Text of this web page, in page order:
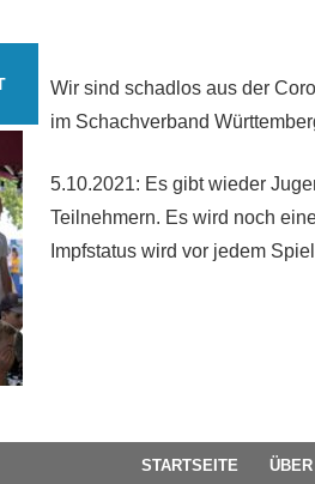
Wir sind schadlos aus der
im Schachverband
5.10.2021: Es gibt wieder
Teilnehmern. Es wird noch
Impfstatus wird vor jedem
STARTSEITE